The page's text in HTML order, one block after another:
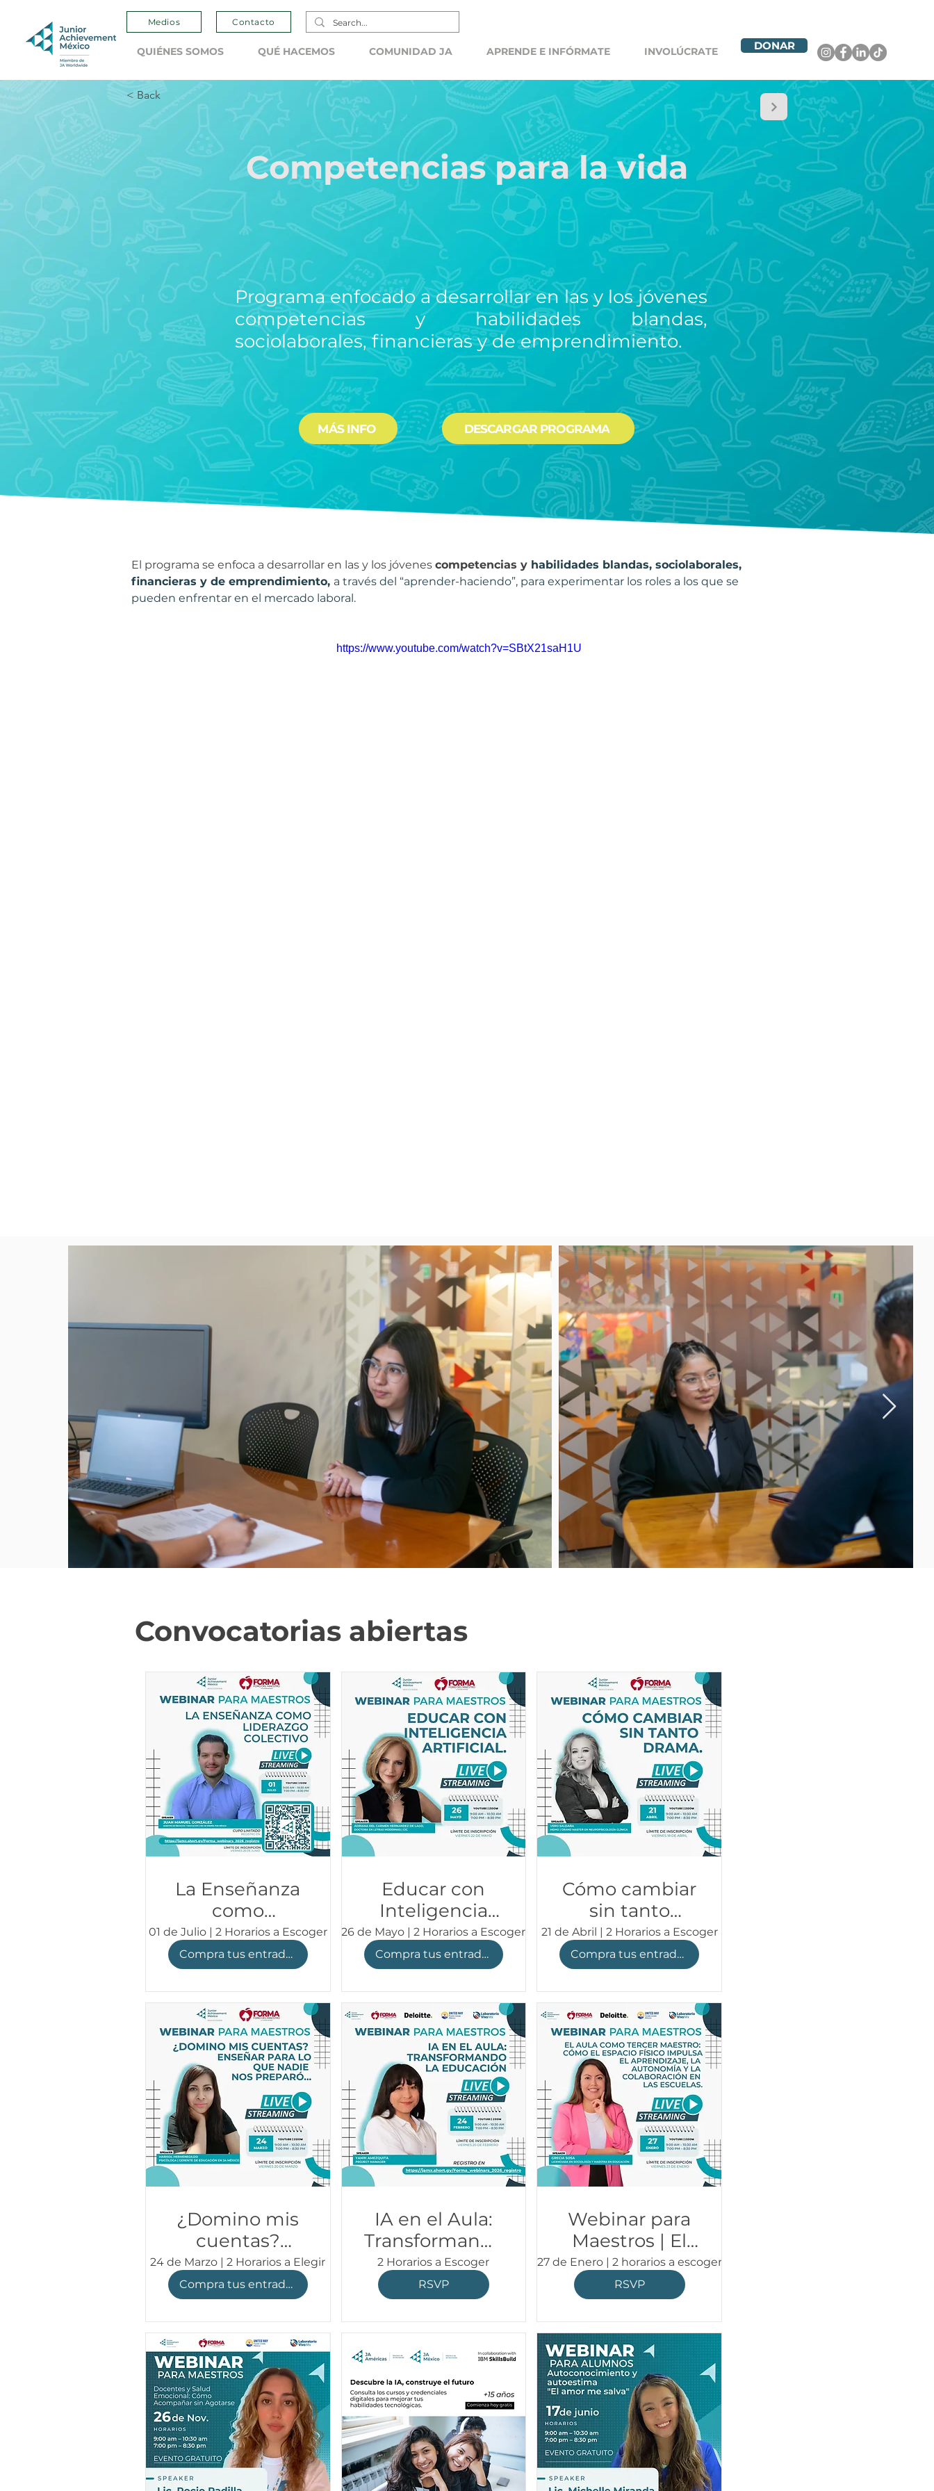
Medios Contacto
QUIÉNES SOMOS QUÉ HACEMOS COMUNIDAD JA APRENDE E INFÓRMATE INVOLÚCRATE DONAR
< Back
Competencias para la vida
Programa enfocado a desarrollar en las y los jóvenes
competencias y habilidades blandas,
sociolaborales, financieras y de emprendimiento.
MÁS INFO DESCARGAR PROGRAMA
El programa se enfoca a desarrollar en las y los jóvenes competencias y habilidades blandas, sociolaborales,
financieras y de emprendimiento, a través del “aprender-haciendo”, para experimentar los roles a los que se
pueden enfrentar en el mercado laboral.
https://www.youtube.com/watch?v=SBtX21saH1U
Convocatorias abiertas
La Enseñanza
como
Liderazgo
Colectivo |
Webinar
FORMA con
Juan Manuel
González
01 de Julio | 2 Horarios a Escoger
Compra tus entradas
Educar con
Inteligencia
Artificial |
Webinar
FORMA con
Adriana
Hernandez
26 de Mayo | 2 Horarios a Escoger
Compra tus entradas
Cómo cambiar
sin tanto
drama. - Vero
Saldaña |
Webinar
FORMA 2026
21 de Abril | 2 Horarios a Escoger
Compra tus entradas
¿Domino mis
cuentas?
Enseñar para
lo que nadie
nos preparó -
Marisol
Hermenegildo
| WEBINAR
FORMA Marzo
24 de Marzo | 2 Horarios a Elegir
Compra tus entradas
IA en el Aula:
Transformando
la Educación |
FORMA
WEBINAR
2026
2 Horarios a Escoger
RSVP
Webinar para
Maestros | El
aula como
tercer maestro
| Grecia Sosa
27 de Enero | 2 horarios a escoger
RSVP